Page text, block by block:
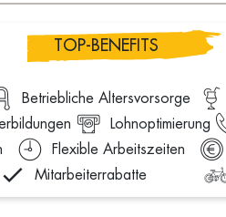
TOP-BENEFITS
Betriebliche Altersvorsorge
Lohnoptimierung
Flexible Arbeitszeiten
Mitarbeiterrabatte